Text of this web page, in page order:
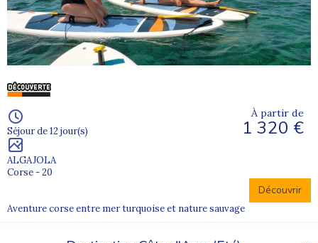
Séjour de 12 jour(s)
ALGAJOLA
Corse - 20
À partir de
1 320 €
Découvrir
Aventure corse entre mer turquoise et nature sauvage